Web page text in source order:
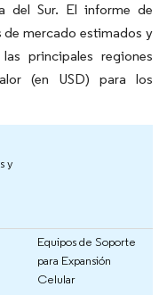
del Sur. El informe de
mercado estimados y
principales regiones
(en USD) para los
y
Equipos de Soporte
para Expansión
Celular